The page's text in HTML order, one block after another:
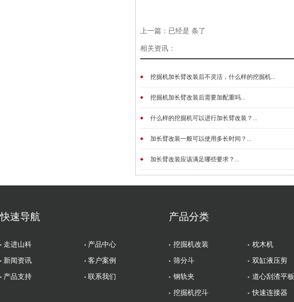
上一篇：已经是 条了
相关资讯：
挖掘机加长臂改装后不灵活，什么样的挖掘机...
挖掘机加长臂改装后需要加配重吗...
什么样的挖掘机可以进行加长臂改装？...
加长臂改装一般可以使用多长时间？...
加长臂改装应该满足哪些要求？...
快速导航
走进山科 产品中心
新闻资讯 客户案例
产品支持 联系我们
产品分类
挖掘机改装 枕木机
筛分斗 双缸液压剪
钢轨夹 道心刮渣平板
挖掘机挖斗 快速连接器